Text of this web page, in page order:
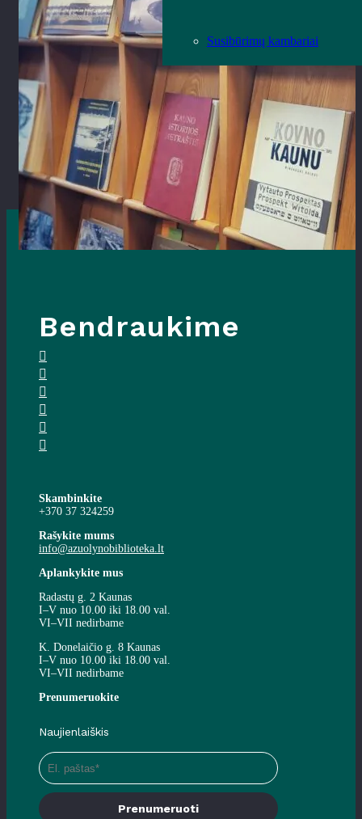
Susibūrimų kambariai
Bendraukime
Skambinkite
+370 37 324259
Rašykite mums
info@azuolynobiblioteka.lt
Aplankykite mus
Radastų g. 2 Kaunas
I–V nuo 10.00 iki 18.00 val.
VI–VII nedirbame
K. Donelaičio g. 8 Kaunas
I–V nuo 10.00 iki 18.00 val.
VI–VII nedirbame
Prenumeruokite
Naujienlaiškis
Prenumeruoti